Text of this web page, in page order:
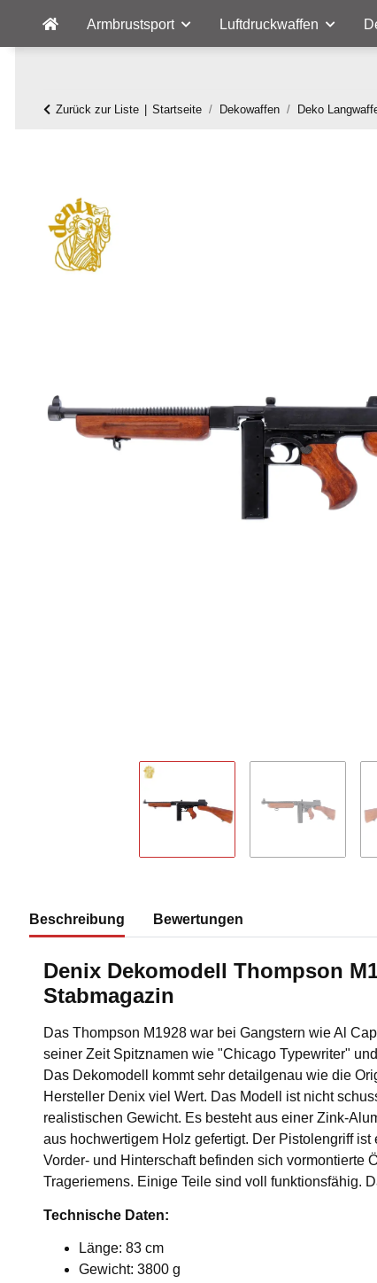
Armbrustsport Luftdruckwaffen
Zurück zur Liste Startseite Dekowaffen Deko
Beschreibung Bewertungen
Denix Dekomodell Thompson
Stabmagazin
Das Thompson M1928 war bei Gangstern wie Al
seiner Zeit Spitznamen wie "Chicago Typewriter"
Das Dekomodell kommt sehr detailgenau wie die
Hersteller Denix viel Wert. Das Modell ist nicht
realistischen Gewicht. Es besteht aus einer Zink-
aus hochwertigem Holz gefertigt. Der Pistolengriff ist
Vorder- und Hinterschaft befinden sich vormontierte
Trageriemens. Einige Teile sind voll funktionsfähig.
Technische Daten:
Länge: 83 cm
Gewicht: 3800 g